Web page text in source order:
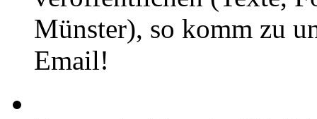
Münster), so komm zu
Email!